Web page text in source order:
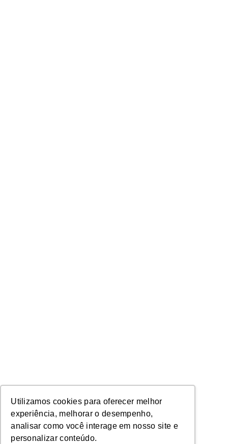
Utilizamos cookies para oferecer melhor
experiência, melhorar o desempenho,
analisar como você interage em nosso site e
personalizar conteúdo.